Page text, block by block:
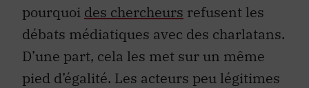
pourquoi des chercheurs refusent les
débats médiatiques avec des charlatans.
D’une part, cela les met sur un même
pied d’égalité. Les acteurs peu légitimes